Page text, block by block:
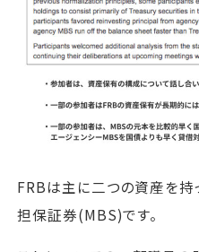
FRBは主に二つの資産を持
担保証券(MBS)です。